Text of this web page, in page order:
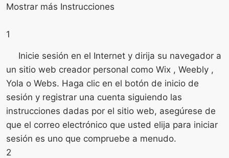
Mostrar más Instrucciones
1
Inicie sesión en el Internet y dirija su navegador a
un sitio web creador personal como Wix , Weebly ,
Yola o Webs. Haga clic en el botón de inicio de
sesión y registrar una cuenta siguiendo las
instrucciones dadas por el sitio web, asegúrese de
que el correo electrónico que usted elija para iniciar
sesión es uno que compruebe a menudo.
2